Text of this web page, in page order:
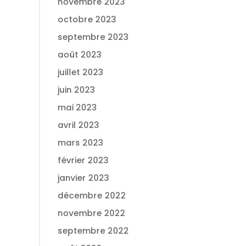
octobre 2023
septembre 2023
août 2023
juillet 2023
juin 2023
mai 2023
avril 2023
mars 2023
février 2023
janvier 2023
décembre 2022
novembre 2022
septembre 2022